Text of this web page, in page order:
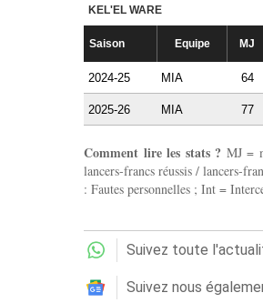
KEL'EL WARE
Saison Equipe MJ
2024-25 MIA 64
2025-26 MIA 77
Comment lire les stats ? MJ =
lancers-francs réussis / lancers-
: Fautes personnelles ; Int =
Suivez toute
Suivez nous